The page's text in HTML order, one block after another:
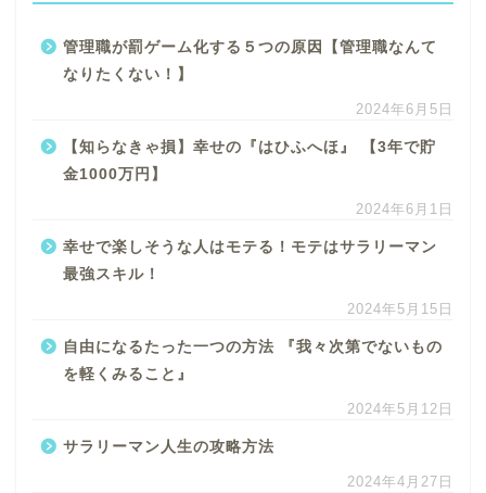
管理職が罰ゲーム化する５つの原因【管理職なんて
なりたくない！】
2024年6月5日
【知らなきゃ損】幸せの『はひふへほ』 【3年で貯
金1000万円】
2024年6月1日
幸せで楽しそうな人はモテる！モテはサラリーマン
最強スキル！
2024年5月15日
自由になるたった一つの方法 『我々次第でないもの
を軽くみること』
2024年5月12日
サラリーマン人生の攻略方法
2024年4月27日